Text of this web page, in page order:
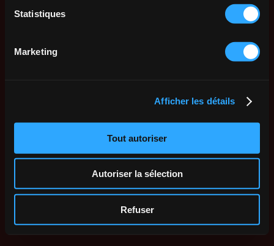
Statistiques
Marketing
Afficher les détails
Tout autoriser
Autoriser la sélection
Refuser